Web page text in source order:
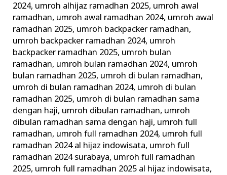
2024, umroh alhijaz ramadhan 2025, umroh awal
ramadhan, umroh awal ramadhan 2024, umroh awal
ramadhan 2025, umroh backpacker ramadhan,
umroh backpacker ramadhan 2024, umroh
backpacker ramadhan 2025, umroh bulan
ramadhan, umroh bulan ramadhan 2024, umroh
bulan ramadhan 2025, umroh di bulan ramadhan,
umroh di bulan ramadhan 2024, umroh di bulan
ramadhan 2025, umroh di bulan ramadhan sama
dengan haji, umroh dibulan ramadhan, umroh
dibulan ramadhan sama dengan haji, umroh full
ramadhan, umroh full ramadhan 2024, umroh full
ramadhan 2024 al hijaz indowisata, umroh full
ramadhan 2024 surabaya, umroh full ramadhan
2025, umroh full ramadhan 2025 al hijaz indowisata,